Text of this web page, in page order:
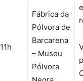
11h
Fábrica da
Pólvora de
Barcarena
– Museu
Pólvora